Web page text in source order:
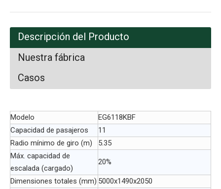
Descripción del Producto
Nuestra fábrica
Casos
Modelo
EG6118KBF
Capacidad de pasajeros
11
Radio mínimo de giro (m)
5.35
Máx. capacidad de
escalada (cargado)
20%
Dimensiones totales (mm) 5000x1490x2050